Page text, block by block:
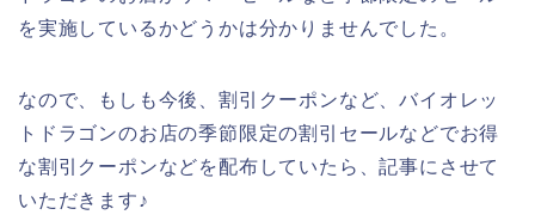
を実施しているかどうかは分かりませんでした。
なので、もしも今後、割引クーポンなど、バイオレッ
トドラゴンのお店の季節限定の割引セールなどでお得
な割引クーポンなどを配布していたら、記事にさせて
いただきます♪